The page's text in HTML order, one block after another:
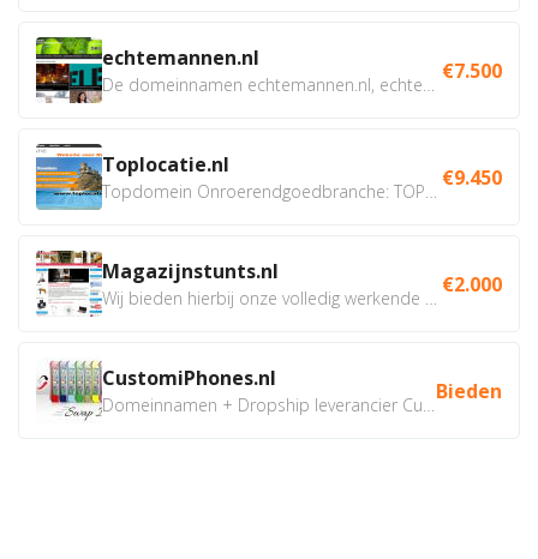
echtemannen.nl €7.500
Toplocatie.nl €9.450
Magazijnstunts.nl €2.000
CustomiPhones.nl Bieden